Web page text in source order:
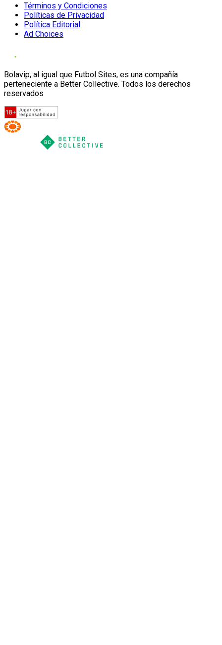
Términos y Condiciones
Políticas de Privacidad
Política Editorial
Ad Choices
Bolavip, al igual que Futbol Sites, es una compañía
perteneciente a Better Collective. Todos los derechos
reservados